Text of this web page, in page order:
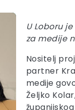
U Loboru
za medije
Nositelj
partner
medije
Željko